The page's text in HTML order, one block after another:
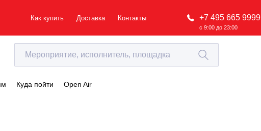
Как купить Доставка Контакты +7 495 665 9999
с 9:00 до 23:00
Куда пойти Open Air